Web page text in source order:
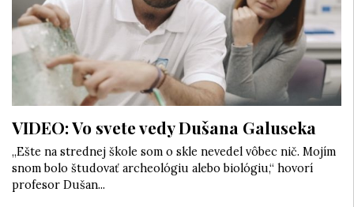
VIDEO: Vo svete vedy Dušana Galuseka
„Ešte na strednej škole som o skle nevedel vôbec nič. Mojím
snom bolo študovať archeológiu alebo biológiu,“ hovorí
profesor Dušan...